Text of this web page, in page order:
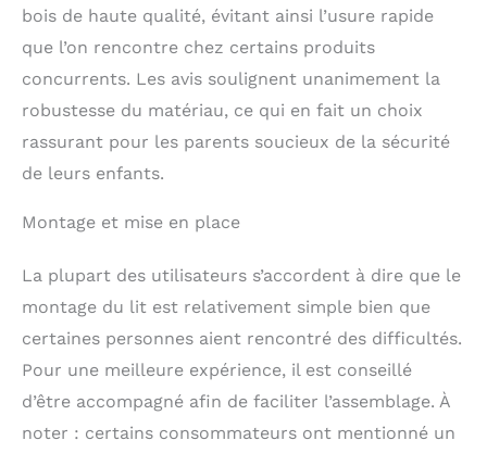
partie de l'ensemble.
matelas de 80 x 160 cm
et jusqu'à 14 cm de
hauteur. Nous
recommandons une
épaisseur de matelas
caoutchouc offre de
vêtements des enfants.
Les côtés intégrés à
l'intérieur servent de
nous déplaçons
toujours le tiroir
bois de haute qualité, évitant ainsi l’usure rapide
que l’on rencontre chez certains produits
concurrents. Les avis soulignent unanimement la
robustesse du matériau, ce qui en fait un choix
rassurant pour les parents soucieux de la sécurité
de leurs enfants.
Montage et mise en place
La plupart des utilisateurs s’accordent à dire que le
montage du lit est relativement simple bien que
certaines personnes aient rencontré des difficultés.
Pour une meilleure expérience, il est conseillé
d’être accompagné afin de faciliter l’assemblage. À
noter : certains consommateurs ont mentionné un